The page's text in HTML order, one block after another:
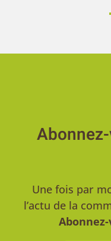
Une fois par
l’actu de la